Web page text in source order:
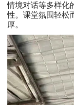
情境对话等多样化
性。课堂氛围轻松
厚。